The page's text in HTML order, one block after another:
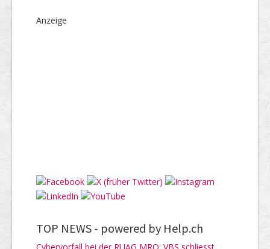
Anzeige
TOP NEWS - powered by Help.ch
Cybervorfall bei der RUAG MRO: VBS schliesst